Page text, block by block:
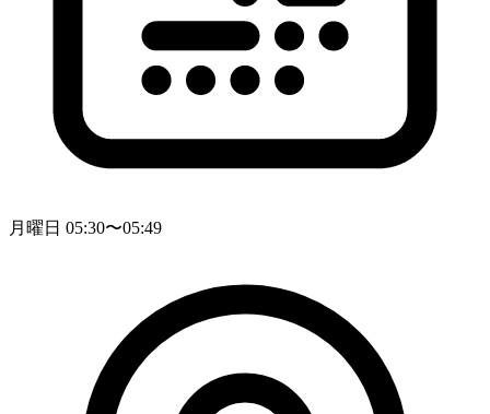
月曜日 05:30〜05:49